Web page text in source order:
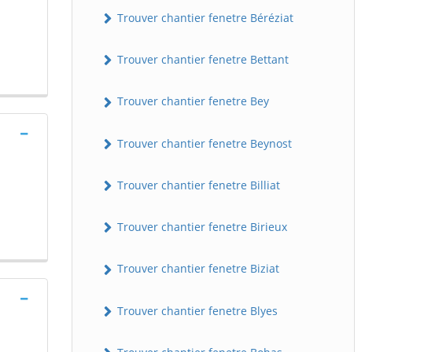
Trouver chantier fenetre Béréziat
Trouver chantier fenetre Bettant
Trouver chantier fenetre Bey
Trouver chantier fenetre Beynost
Trouver chantier fenetre Billiat
Trouver chantier fenetre Birieux
Trouver chantier fenetre Biziat
Trouver chantier fenetre Blyes